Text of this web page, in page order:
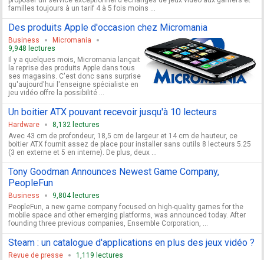
familles toujours à un tarif 4 à 5 fois moins ...
Des produits Apple d'occasion chez Micromania
Business
Micromania
9,948 lectures
Il y a quelques mois, Micromania lançait
la reprise des produits Apple dans tous
ses magasins. C'est donc sans surprise
qu'aujourd'hui l'enseigne spécialiste en
jeu vidéo offre la possibilité ...
Un boitier ATX pouvant recevoir jusqu'à 10 lecteurs
Hardware
8,132 lectures
Avec 43 cm de profondeur, 18,5 cm de largeur et 14 cm de hauteur, ce
boitier ATX fournit assez de place pour installer sans outils 8 lecteurs 5.25
(3 en externe et 5 en interne). De plus, deux ...
Tony Goodman Announces Newest Game Company,
PeopleFun
Business
9,804 lectures
PeopleFun, a new game company focused on high-quality games for the
mobile space and other emerging platforms, was announced today. After
founding three previous companies, Ensemble Corporation, ...
Steam : un catalogue d'applications en plus des jeux vidéo ?
Revue de presse
1,119 lectures